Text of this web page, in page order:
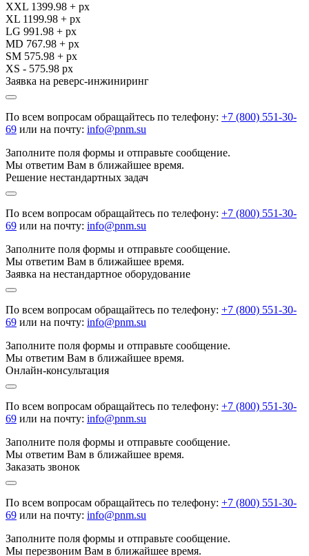
XXL 1399.98 + px
XL 1199.98 + px
LG 991.98 + px
MD 767.98 + px
SM 575.98 + px
XS - 575.98 px
Заявка на реверс-инжиниринг
По всем вопросам обращайтесь по телефону: +7 (800) 551-30-
69 или на почту: info@pnm.su
Заполните поля формы и отправьте сообщение.
Мы ответим Вам в ближайшее время.
Решение нестандартных задач
По всем вопросам обращайтесь по телефону: +7 (800) 551-30-
69 или на почту: info@pnm.su
Заполните поля формы и отправьте сообщение.
Мы ответим Вам в ближайшее время.
Заявка на нестандартное оборудование
По всем вопросам обращайтесь по телефону: +7 (800) 551-30-
69 или на почту: info@pnm.su
Заполните поля формы и отправьте сообщение.
Мы ответим Вам в ближайшее время.
Онлайн-консультация
По всем вопросам обращайтесь по телефону: +7 (800) 551-30-
69 или на почту: info@pnm.su
Заполните поля формы и отправьте сообщение.
Мы ответим Вам в ближайшее время.
Заказать звонок
По всем вопросам обращайтесь по телефону: +7 (800) 551-30-
69 или на почту: info@pnm.su
Заполните поля формы и отправьте сообщение.
Мы перезвоним Вам в ближайшее время.